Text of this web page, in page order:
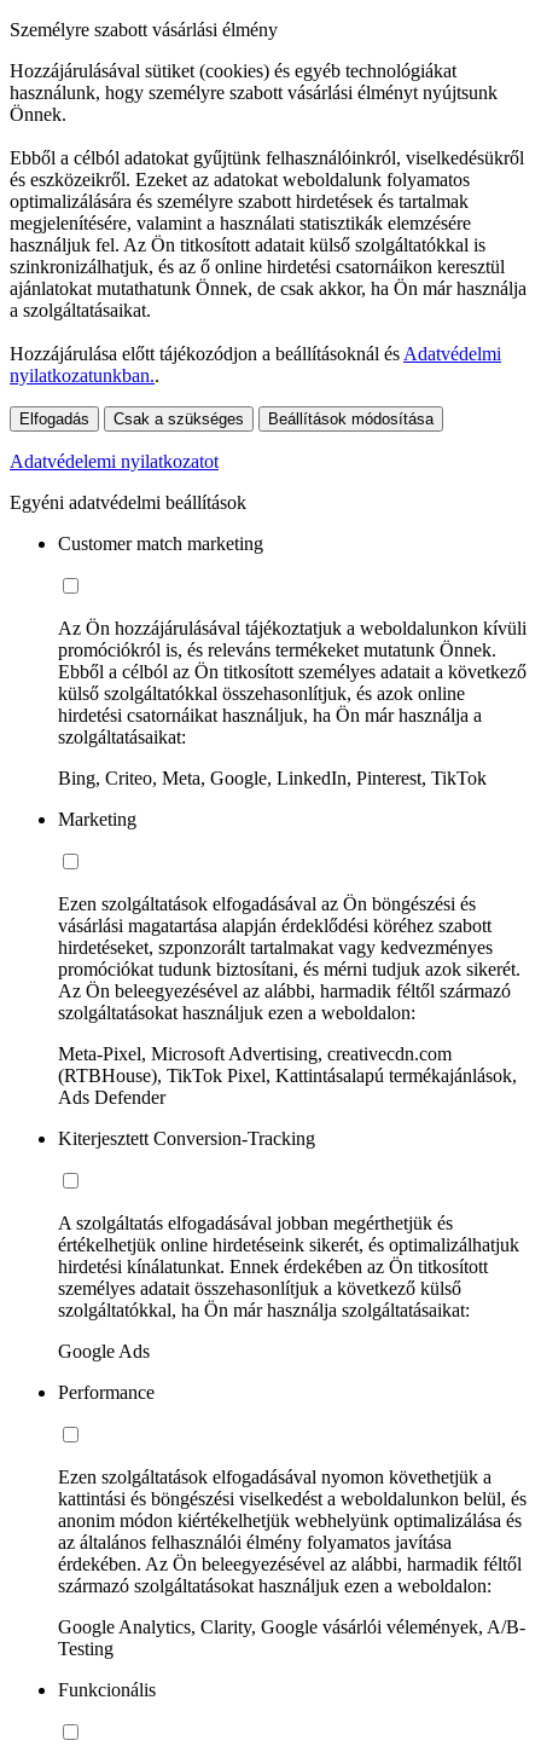
Személyre szabott vásárlási élmény
Hozzájárulásával sütiket (cookies) és egyéb technológiákat
használunk, hogy személyre szabott vásárlási élményt nyújtsunk
Önnek.
Ebből a célból adatokat gyűjtünk felhasználóinkról, viselkedésükről
és eszközeikről. Ezeket az adatokat weboldalunk folyamatos
optimalizálására és személyre szabott hirdetések és tartalmak
megjelenítésére, valamint a használati statisztikák elemzésére
használjuk fel. Az Ön titkosított adatait külső szolgáltatókkal is
szinkronizálhatjuk, és az ő online hirdetési csatornáikon keresztül
ajánlatokat mutathatunk Önnek, de csak akkor, ha Ön már használja
a szolgáltatásaikat.
Hozzájárulása előtt tájékozódjon a beállításoknál és Adatvédelmi
nyilatkozatunkban..
Elfogadás Csak a szükséges Beállítások módosítása
Adatvédelemi nyilatkozatot
Egyéni adatvédelmi beállítások
Customer match marketing
Az Ön hozzájárulásával tájékoztatjuk a weboldalunkon kívüli
promóciókról is, és releváns termékeket mutatunk Önnek.
Ebből a célból az Ön titkosított személyes adatait a következő
külső szolgáltatókkal összehasonlítjuk, és azok online
hirdetési csatornáikat használjuk, ha Ön már használja a
szolgáltatásaikat:
Bing, Criteo, Meta, Google, LinkedIn, Pinterest, TikTok
Marketing
Ezen szolgáltatások elfogadásával az Ön böngészési és
vásárlási magatartása alapján érdeklődési köréhez szabott
hirdetéseket, szponzorált tartalmakat vagy kedvezményes
promóciókat tudunk biztosítani, és mérni tudjuk azok sikerét.
Az Ön beleegyezésével az alábbi, harmadik féltől származó
szolgáltatásokat használjuk ezen a weboldalon:
Meta-Pixel, Microsoft Advertising, creativecdn.com
(RTBHouse), TikTok Pixel, Kattintásalapú termékajánlások,
Ads Defender
Kiterjesztett Conversion-Tracking
A szolgáltatás elfogadásával jobban megérthetjük és
értékelhetjük online hirdetéseink sikerét, és optimalizálhatjuk
hirdetési kínálatunkat. Ennek érdekében az Ön titkosított
személyes adatait összehasonlítjuk a következő külső
szolgáltatókkal, ha Ön már használja szolgáltatásaikat:
Google Ads
Performance
Ezen szolgáltatások elfogadásával nyomon követhetjük a
kattintási és böngészési viselkedést a weboldalunkon belül, és
anonim módon kiértékelhetjük webhelyünk optimalizálása és
az általános felhasználói élmény folyamatos javítása
érdekében. Az Ön beleegyezésével az alábbi, harmadik féltől
származó szolgáltatásokat használjuk ezen a weboldalon:
Google Analytics, Clarity, Google vásárlói vélemények, A/B-
Testing
Funkcionális